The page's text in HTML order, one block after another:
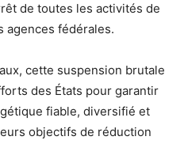
de toutes les activités de
agences fédérales.
cette suspension brutale
des États pour garantir
fiable, diversifié et
objectifs de réduction